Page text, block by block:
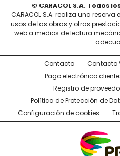
© CARACOL S.A. Todos
CARACOL S.A. realiza una
usos de las obras y otras
web a medios de lectura
Contacto Contacto
Pago electrónico
Registro de
Política de Protección de
Configuración de cookies